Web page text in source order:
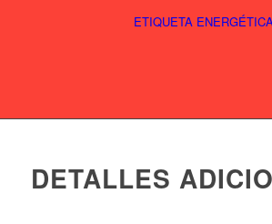
ETIQUETA
DETALLES